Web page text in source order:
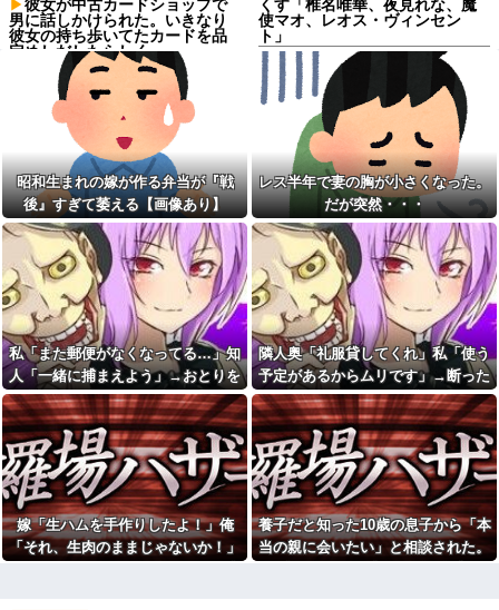
彼女が中古カードショップで
男に話しかけられた。いきなり
彼女の持ち歩いてたカードを品
定めしだしたらしく…
【後編】フードコートで鉢合
わせした託児ママに「食べてい
る間でいいから」と子供を押し
付けられた。本当に食べてる間
だけ見て、店に迷子として預け
激辛チャレンジの契約書にサ
インし、チャレンジしたらとん
でもない事態になった。救急車
運ばれ胃の洗浄や入院2日で10万
超えて...
養子だと知った10歳の息子か
ら「本当の親に会いたい」と相
談された。正直に答えたら夫婦
関係が急変して…
裁判中に間男の勤務先へ訴状
のコピーを送ったら、相手側が
名誉毀損だと猛反発。裁判官ま
でロを挟む事態になって…
1年前に嫁と「子供を作る条件
で」結婚。だが嫁が子供を作れ
ない体だと知ったので離婚へ。
ちいかわ作者さん、総額30億
超の大豪邸を建てるｗｗｗｗｗ
ｗｗｗｗｗｗｗｗｗｗｗｗｗｗ
【画像】秋葉原で大量のメイ
ド＆巫女たちがぶっかけ祭ｗｗ
ｗｗｗｗｗｗｗｗｗ
【悲報】へずまりゅう（35）
くす「椎名唯華、夜見れな、魔
使マオ、レオス・ヴィンセン
ト」
セブンイレブンのホットスナ
ックコーナーにあるチョコクッ
キー美味しすぎる。でも545カロ
リーあってヒエっ
【呆然】取引先専務「Aを20
個注文する」ぼく「いつも1～2
個しか使わないけど本当に20で
あってる？」取専「あってる」
⇒結果！
しょっぱいラーメンの汁を残
したら隣のおっさんに「何故残
す！」と怒鳴られた……友人に
も「スープが本体だろあり得な
い」と説教されたんだが、塩分
過剰だし味の好みは自由だろ！
彼は私が何かしても、一度も
「ありがとう」と言わない
【画像】安井カノンちゃん、
バニーガールコスプレでうっか
り谷間が見えてしまう他
彼は私が何かしても、一度も
「ありがとう」と言わない
【緊急事態】母親がコレで30
万振り込む！危機回避能力が問
われるｗｗｗｗ
24歳年収550万ワイ、高級車も
豪邸も買えない人生が確定して
いる事実に咽び泣く
【腹筋崩壊】見た瞬間吹いた
昭和生まれの嫁が作る弁当が『戦
後』すぎて萎える【画像あり】
レス半年で妻の胸が小さくなった。
だが突然・・・
私「また郵便がなくなってる…」知
人「一緒に捕まえよう」→おとりを
仕掛けたら泥奥がまんまと引っかか
り…
隣人奥「礼服貸してくれ」私「使う
予定があるからムリです」→断った
途端、とんでもない暴言を吐かれ
て…
嫁「生ハムを手作りしたよ！」俺
「それ、生肉のままじゃないか！」
養子だと知った10歳の息子から「本
当の親に会いたい」と相談された。